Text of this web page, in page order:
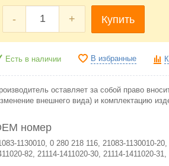
- + Купить
Есть в наличии В избранные
оставляет за собой право
внешнего вида) и комплектацию
номер
1130010, 0 280 218 116, 21083-1130010-
82, 21114-1411020-30, 21114-1411020-